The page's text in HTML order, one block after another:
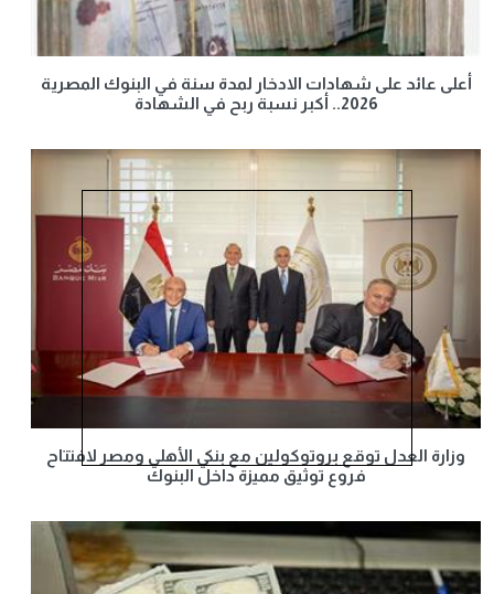
أعلى عائد على شهادات الادخار لمدة سنة في البنوك المصرية
2026.. أكبر نسبة ربح في الشهادة
وزارة العدل توقع بروتوكولين مع بنكي الأهلي ومصر لافتتاح
فروع توثيق مميزة داخل البنوك